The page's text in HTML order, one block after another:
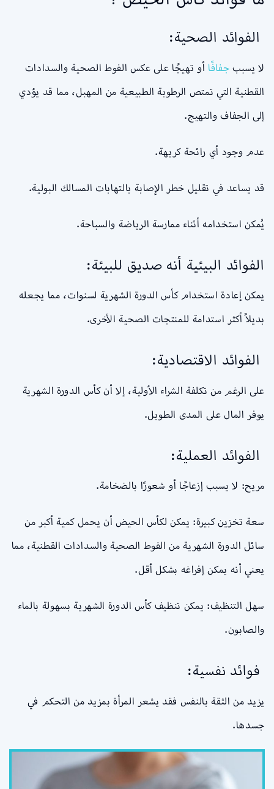
الفوائد الصحية:
لا يسبب جفافًا أو تهيجًا على عكس الفوط الصحية والسدادات
القطنية التي تمتص الرطوبة الطبيعية من المهبل، مما قد يؤدي
إلى الجفاف والتهيج.
عدم وجود أي رائحة كريهة.
قد يساعد في تقليل خطر الإصابة بالتهابات المسالك البولية.
يُمكن استخدامه أثناء ممارسة الرياضة والسباحة.
الفوائد البيئية أنه صديق للبيئة:
يمكن إعادة استخدام كأس الدورة الشهرية لسنوات، مما يجعله
بديلاً أكثر استدامة للمنتجات الصحية الأخرى.
الفوائد الاقتصادية:
على الرغم من تكلفة الشراء الأولية، إلا أن كأس الدورة الشهرية
يوفر المال على المدى الطويل.
الفوائد العملية:
مريح: لا يسبب إزعاجًا أو شعورًا بالضخامة.
سعة تخزين كبيرة: يمكن لكأس الحيض أن يحمل كمية أكبر من
سائل الدورة الشهرية من الفوط الصحية والسدادات القطنية، مما
يعني أنه يمكن إفراغه بشكل أقل.
سهل التنظيف: يمكن تنظيف كأس الدورة الشهرية بسهولة بالماء
والصابون.
فوائد نفسية:
يزيد من الثقة بالنفس فقد يشعر المرأة بمزيد من التحكم في
جسدها.